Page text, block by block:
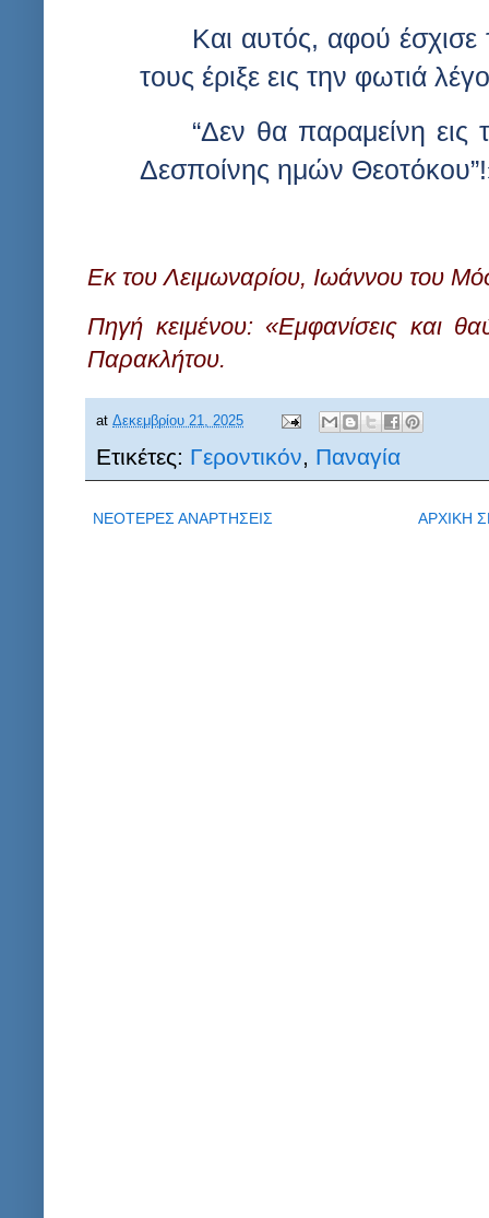
Και αυτός, αφού
τους έριξε εις την φωτιά
“Δεν θα παραμείνη εις
Δεσποίνης ημών
Εκ του Λειμωναρίου, Ιωάννου του
Πηγή κειμένου: «Εμφανίσεις και
Παρακλήτου.
at Δεκεμβρίου 21, 2025
Ετικέτες: Γεροντικόν, Παναγία
ΝΕΟΤΕΡΕΣ ΑΝΑΡΤΗΣΕΙΣ ΑΡΧΙΚΗ